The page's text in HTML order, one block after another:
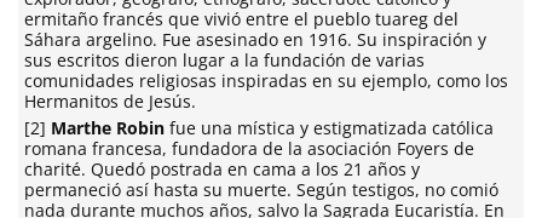
ermitaño francés que vivió entre el pueblo tuareg del
Sáhara argelino. Fue asesinado en 1916. Su inspiración y
sus escritos dieron lugar a la fundación de varias
comunidades religiosas inspiradas en su ejemplo, como los
Hermanitos de Jesús.
[2] Marthe Robin fue una mística y estigmatizada católica
romana francesa, fundadora de la asociación Foyers de
charité. Quedó postrada en cama a los 21 años y
permaneció así hasta su muerte. Según testigos, no comió
nada durante muchos años, salvo la Sagrada Eucaristía. En